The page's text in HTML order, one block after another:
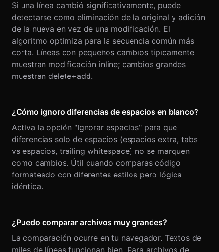
Si una línea cambió significativamente, puede
detectarse como eliminación de la original y adición
de la nueva en vez de una modificación. El
algoritmo optimiza para la secuencia común más
corta. Líneas con pequeños cambios típicamente
muestran modificación inline; cambios grandes
muestran delete+add.
¿Cómo ignoro diferencias de espacios en blanco?
Activa la opción "Ignorar espacios" para que
diferencias solo de espacios (espacios extra, tabs
vs espacios, trailing whitespace) no se marquen
como cambios. Útil cuando comparas código
formateado con diferentes estilos pero lógica
idéntica.
¿Puedo comparar archivos muy grandes?
La comparación ocurre en tu navegador. Textos de
miles de líneas funcionan bien. Para archivos de